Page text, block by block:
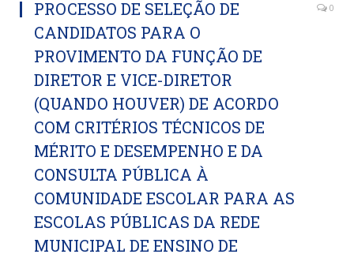
PROCESSO DE SELEÇÃO DE
CANDIDATOS PARA O
PROVIMENTO DA FUNÇÃO DE
DIRETOR E VICE-DIRETOR
(QUANDO HOUVER) DE ACORDO
COM CRITÉRIOS TÉCNICOS DE
MÉRITO E DESEMPENHO E DA
CONSULTA PÚBLICA À
COMUNIDADE ESCOLAR PARA AS
ESCOLAS PÚBLICAS DA REDE
MUNICIPAL DE ENSINO DE
0